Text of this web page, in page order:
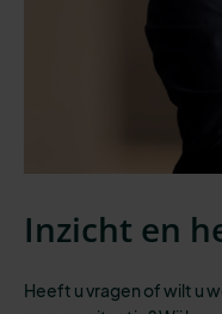
Inzicht en
Heeft u vragen of wilt u